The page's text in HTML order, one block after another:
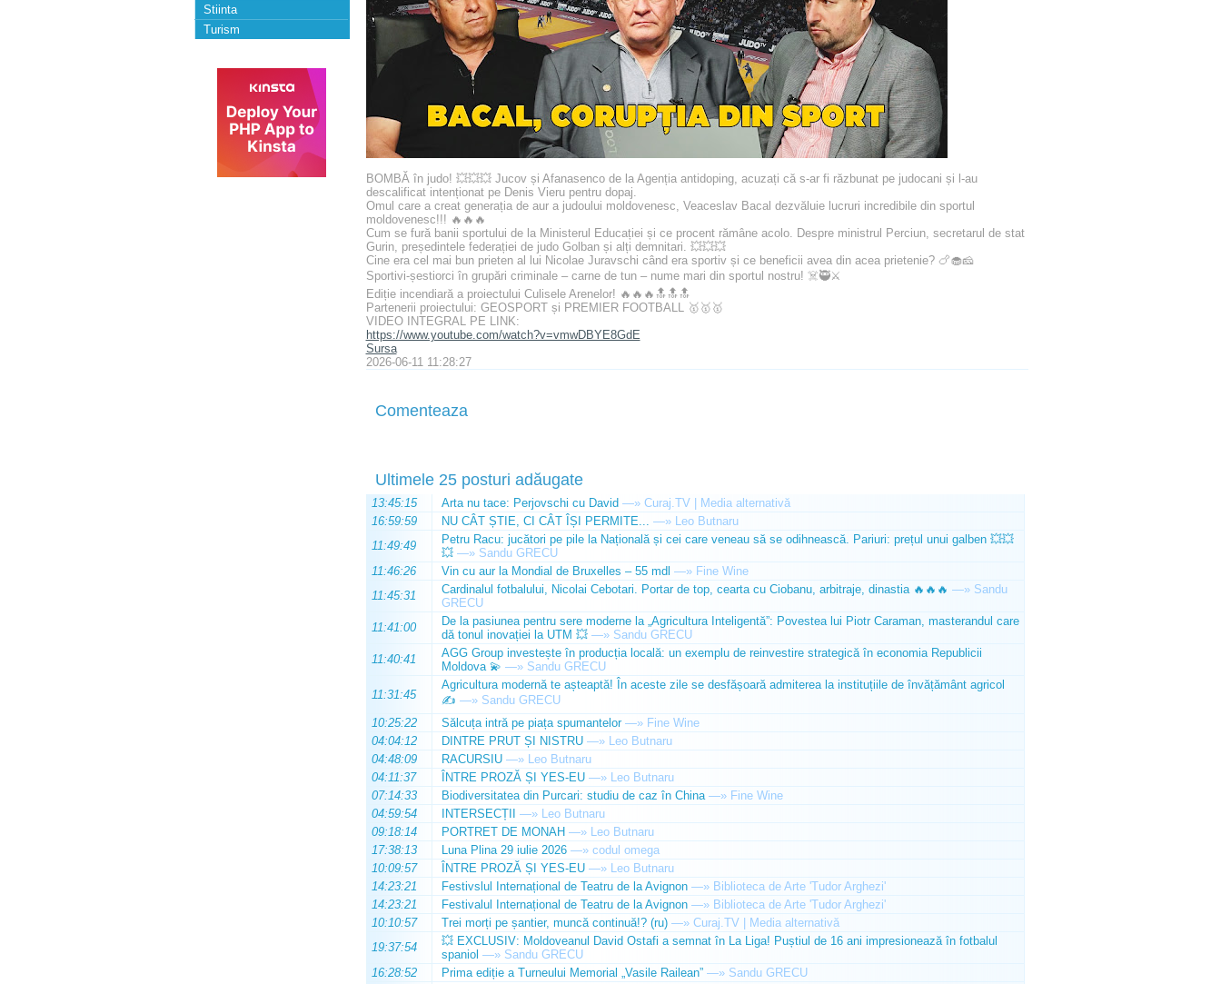
Stiinta
Turism
BOMBĂ în judo! 💥💥💥 Jucov și Afanasenco de la Agenția antidoping, acuzați că s-ar fi răzbunat pe judocani și l-au
descalificat intenționat pe Denis Vieru pentru dopaj.
Omul care a creat generația de aur a judoului moldovenesc, Veaceslav Bacal dezvăluie lucruri incredibile din sportul
moldovenesc!!! 🔥🔥🔥
Cum se fură banii sportului de la Ministerul Educației și ce procent rămâne acolo. Despre ministrul Perciun, secretarul de stat
Gurin, președintele federației de judo Golban și alți demnitari. 💥💥💥
Cine era cel mai bun prieten al lui Nicolae Juravschi când era sportiv și ce beneficii avea din acea prietenie? 🍗🧁🧀
Sportivi-șestiorci în grupări criminale – carne de tun – nume mari din sportul nostru! ☠️🥷⚔️
Ediție incendiară a proiectului Culisele Arenelor! 🔥🔥🔥🔝🔝🔝
Partenerii proiectului: GEOSPORT și PREMIER FOOTBALL 🥇🥇🥇
VIDEO INTEGRAL PE LINK:
https://www.youtube.com/watch?v=vmwDBYE8GdE
Sursa
2026-06-11 11:28:27
Comenteaza
Ultimele 25 posturi adăugate
13:45:15 Arta nu tace: Perjovschi cu David —» Curaj.TV | Media alternativă
16:59:59
NU CÂT ȘTIE, CI CÂT ÎȘI PERMITE... —» Leo Butnaru
11:49:49
Petru Racu: jucători pe pile la Națională și cei care veneau să se odihnească. Pariuri: prețul unui galben 💥💥
💥 —» Sandu GRECU
11:46:26
Vin cu aur la Mondial de Bruxelles – 55 mdl —» Fine Wine
11:45:31
Cardinalul fotbalului, Nicolai Cebotari. Portar de top, cearta cu Ciobanu, arbitraje, dinastia 🔥🔥🔥 —» Sandu
GRECU
11:41:00
De la pasiunea pentru sere moderne la „Agricultura Inteligentă”: Povestea lui Piotr Caraman, masterandul care
dă tonul inovației la UTM 💥 —» Sandu GRECU
11:40:41
AGG Group investește în producția locală: un exemplu de reinvestire strategică în economia Republicii
Moldova 💫 —» Sandu GRECU
11:31:45
Agricultura modernă te așteaptă! În aceste zile se desfășoară admiterea la instituțiile de învățământ agricol
✍️ —» Sandu GRECU
10:25:22
Sălcuța intră pe piața spumantelor —» Fine Wine
04:04:12
DINTRE PRUT ȘI NISTRU —» Leo Butnaru
04:48:09
RACURSIU —» Leo Butnaru
04:11:37
ÎNTRE PROZĂ ȘI YES-EU —» Leo Butnaru
07:14:33
Biodiversitatea din Purcari: studiu de caz în China —» Fine Wine
04:59:54
INTERSECȚII —» Leo Butnaru
09:18:14
PORTRET DE MONAH —» Leo Butnaru
17:38:13
Luna Plina 29 iulie 2026 —» codul omega
10:09:57
ÎNTRE PROZĂ ȘI YES-EU —» Leo Butnaru
14:23:21
Festivslul Internațional de Teatru de la Avignon —» Biblioteca de Arte 'Tudor Arghezi'
14:23:21
Festivalul Internațional de Teatru de la Avignon —» Biblioteca de Arte 'Tudor Arghezi'
10:10:57
Trei morți pe șantier, muncă continuă!? (ru) —» Curaj.TV | Media alternativă
19:37:54
💥 EXCLUSIV: Moldoveanul David Ostafi a semnat în La Liga! Puștiul de 16 ani impresionează în fotbalul
spaniol —» Sandu GRECU
16:28:52
Prima ediție a Turneului Memorial „Vasile Railean” —» Sandu GRECU